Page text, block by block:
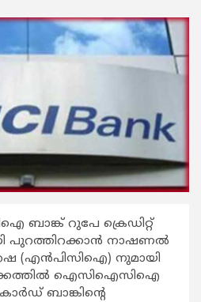
റുപേ ക്രെഡിറ്റ്
പുറത്തിറക്കാന്‍ നാഷണല്‍
(എന്‍പിസിഐ) നുമായി
ഐസിഐസിഐ
ബാങ്കിന്‍റെ